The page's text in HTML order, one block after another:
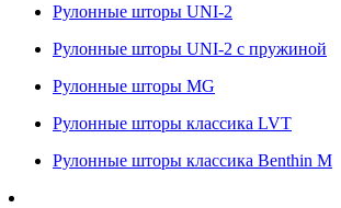
Рулонные шторы UNI-2
Рулонные шторы UNI-2 с пружиной
Рулонные шторы MG
Рулонные шторы классика LVT
Рулонные шторы классика Benthin M